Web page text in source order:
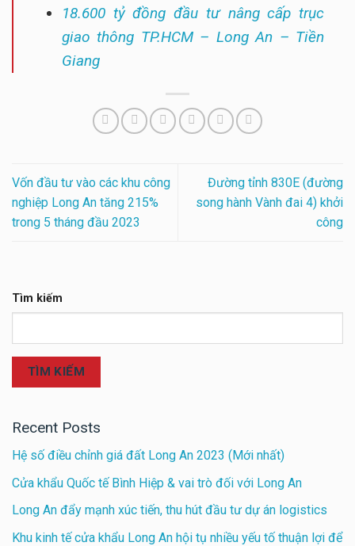
18.600 tỷ đồng đầu tư nâng cấp trục
giao thông TP.HCM – Long An – Tiền
Giang
Vốn đầu tư vào các khu công
nghiệp Long An tăng 215%
trong 5 tháng đầu 2023
Đường tỉnh 830E (đường
song hành Vành đai 4) khởi
công
Tìm kiếm
TÌM KIẾM
Recent Posts
Hệ số điều chỉnh giá đất Long An 2023 (Mới nhất)
Cửa khẩu Quốc tế Bình Hiệp & vai trò đối với Long An
Long An đẩy mạnh xúc tiến, thu hút đầu tư dự án logistics
Khu kinh tế cửa khẩu Long An hội tụ nhiều yếu tố thuận lợi để